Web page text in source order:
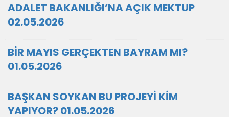
ADALET BAKANLIĞI’NA AÇIK MEKTUP
02.05.2026
BİR MAYIS GERÇEKTEN BAYRAM MI?
01.05.2026
BAŞKAN SOYKAN BU PROJEYİ KİM
YAPIYOR? 01.05.2026